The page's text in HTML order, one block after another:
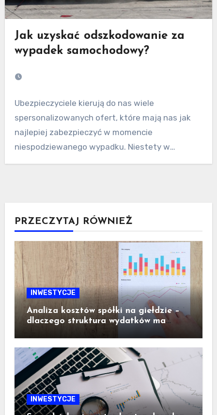
Jak uzyskać odszkodowanie za
wypadek samochodowy?
Ubezpieczyciele kierują do nas wiele
spersonalizowanych ofert, które mają nas jak
najlepiej zabezpieczyć w momencie
niespodziewanego wypadku. Niestety w
PRZECZYTAJ RÓWNIEŻ
INWESTYCJE
Analiza kosztów spółki na giełdzie –
dlaczego struktura wydatków ma
ogromne znaczenie dla inwestora
INWESTYCJE